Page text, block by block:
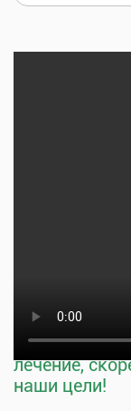
Тщательная
лечение,
наши цели!